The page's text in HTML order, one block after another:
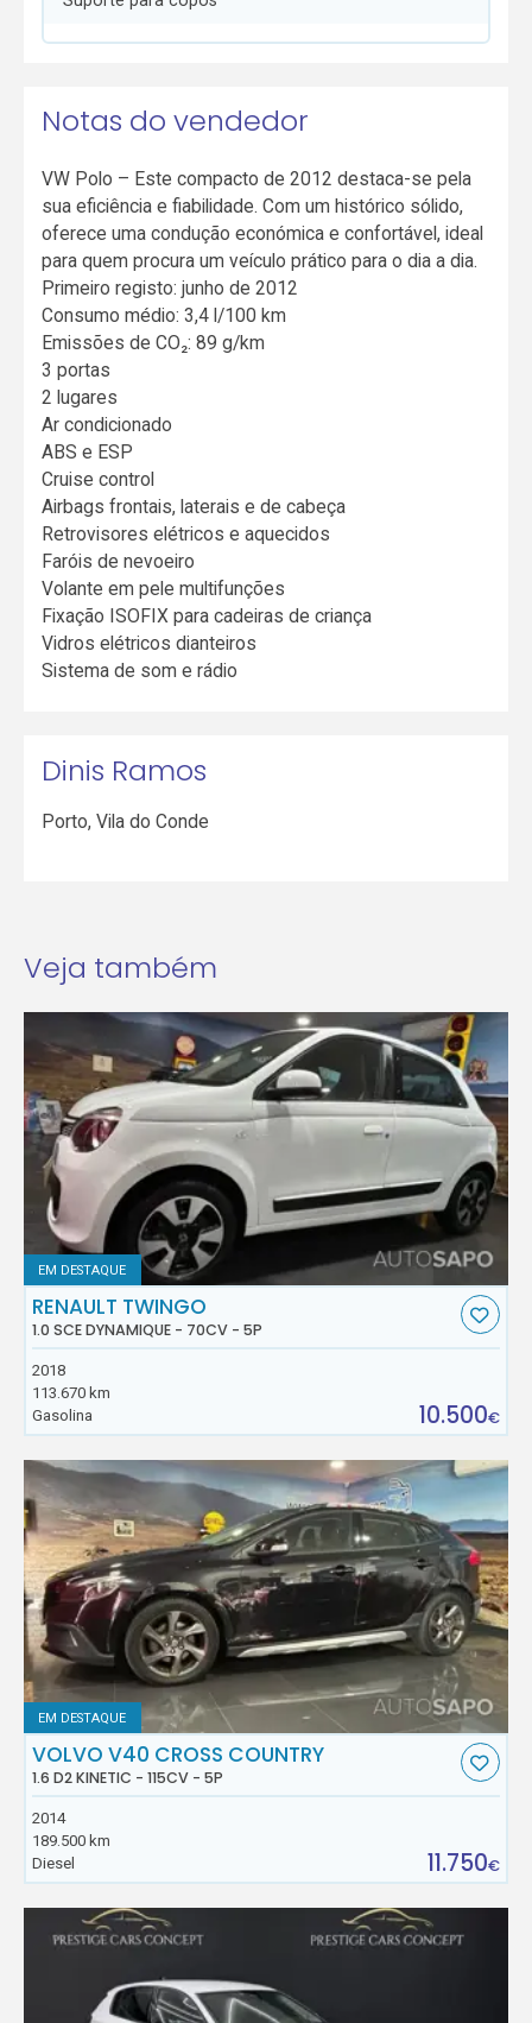
Notas do vendedor
VW Polo – Este compacto de 2012 destaca-se pela
sua eficiência e fiabilidade. Com um histórico sólido,
oferece uma condução económica e confortável, ideal
para quem procura um veículo prático para o dia a dia.
Primeiro registo: junho de 2012
Consumo médio: 3,4 l/100 km
Emissões de CO₂: 89 g/km
3 portas
2 lugares
Ar condicionado
ABS e ESP
Cruise control
Airbags frontais, laterais e de cabeça
Retrovisores elétricos e aquecidos
Faróis de nevoeiro
Volante em pele multifunções
Fixação ISOFIX para cadeiras de criança
Vidros elétricos dianteiros
Sistema de som e rádio
Dinis Ramos
Porto,Vila do Conde
Veja também
EM DESTAQUE
RENAULT TWINGO
1.0 SCE DYNAMIQUE - 70CV - 5P
2018
113.670 km
Gasolina
10.500€
EM DESTAQUE
VOLVO V40 CROSS COUNTRY
1.6 D2 KINETIC - 115CV - 5P
2014
189.500 km
Diesel
11.750€